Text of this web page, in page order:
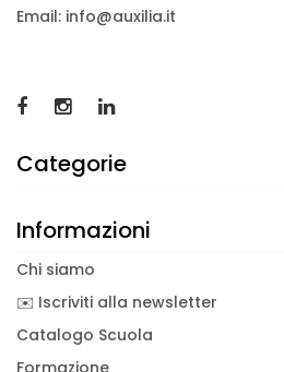
Email: info@auxilia.it
Categorie
Informazioni
Chi siamo
✉️ Iscriviti alla newsletter
Catalogo Scuola
Formazione